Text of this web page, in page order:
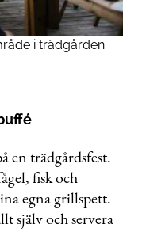
i trädgården
en trädgårdsfest.
fisk och
egna grillspett.
själv och servera